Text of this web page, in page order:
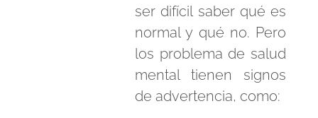
ser difícil saber qué es
normal y qué no. Pero
los problema de salud
mental tienen signos
de advertencia, como: